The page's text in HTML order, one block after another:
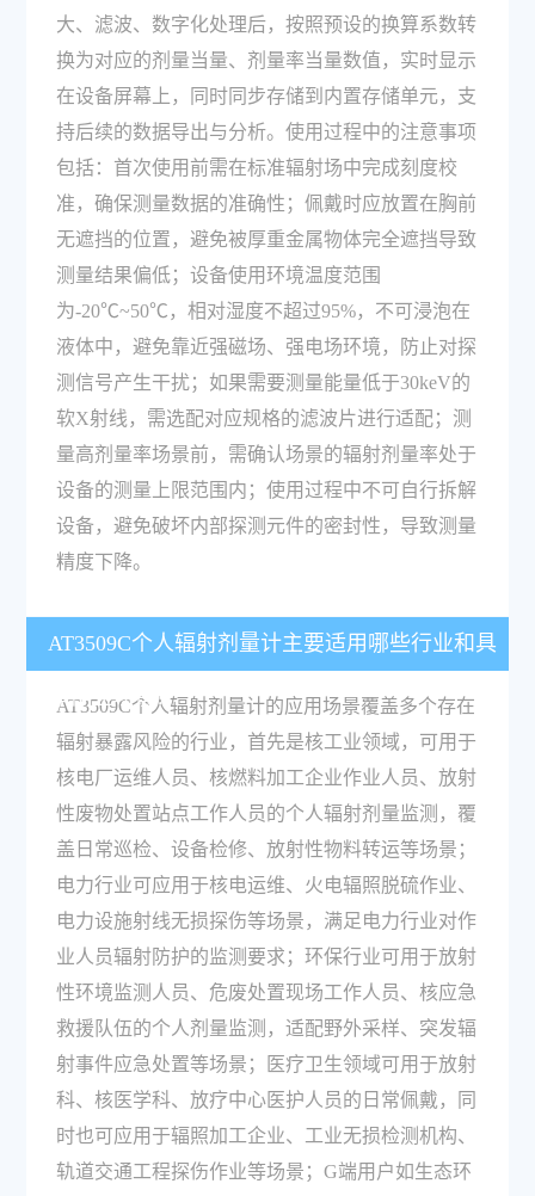
大、滤波、数字化处理后，按照预设的换算系数转
换为对应的剂量当量、剂量率当量数值，实时显示
在设备屏幕上，同时同步存储到内置存储单元，支
持后续的数据导出与分析。使用过程中的注意事项
包括：首次使用前需在标准辐射场中完成刻度校
准，确保测量数据的准确性；佩戴时应放置在胸前
无遮挡的位置，避免被厚重金属物体完全遮挡导致
测量结果偏低；设备使用环境温度范围
为-20℃~50℃，相对湿度不超过95%，不可浸泡在
液体中，避免靠近强磁场、强电场环境，防止对探
测信号产生干扰；如果需要测量能量低于30keV的
软X射线，需选配对应规格的滤波片进行适配；测
量高剂量率场景前，需确认场景的辐射剂量率处于
设备的测量上限范围内；使用过程中不可自行拆解
设备，避免破坏内部探测元件的密封性，导致测量
精度下降。
AT3509C个人辐射剂量计主要适用哪些行业和具
体作业场景？
AT3509C个人辐射剂量计的应用场景覆盖多个存在
辐射暴露风险的行业，首先是核工业领域，可用于
核电厂运维人员、核燃料加工企业作业人员、放射
性废物处置站点工作人员的个人辐射剂量监测，覆
盖日常巡检、设备检修、放射性物料转运等场景；
电力行业可应用于核电运维、火电辐照脱硫作业、
电力设施射线无损探伤等场景，满足电力行业对作
业人员辐射防护的监测要求；环保行业可用于放射
性环境监测人员、危废处置现场工作人员、核应急
救援队伍的个人剂量监测，适配野外采样、突发辐
射事件应急处置等场景；医疗卫生领域可用于放射
科、核医学科、放疗中心医护人员的日常佩戴，同
时也可应用于辐照加工企业、工业无损检测机构、
轨道交通工程探伤作业等场景；G端用户如生态环